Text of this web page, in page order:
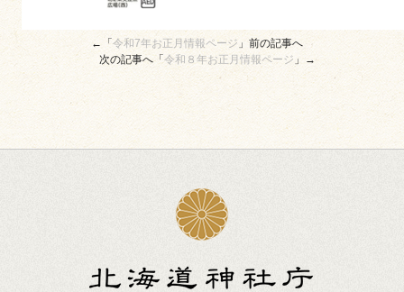
←「 令和7年お正月情報ページ 」前の記事へ
次の記事へ「令和８年お正月情報ページ 」→